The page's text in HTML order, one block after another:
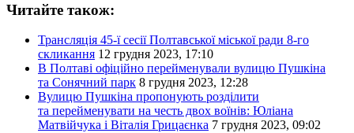
Читайте також:
Трансляція 45-ї сесії Полтавської міської ради 8-го
скликання 12 грудня 2023, 17:10
В Полтаві офіційно перейменували вулицю Пушкіна
та Сонячний парк 8 грудня 2023, 12:28
Вулицю Пушкіна пропонують розділити
та перейменувати на честь двох воїнів: Юліана
Матвійчука і Віталія Грицаєнка 7 грудня 2023, 09:02